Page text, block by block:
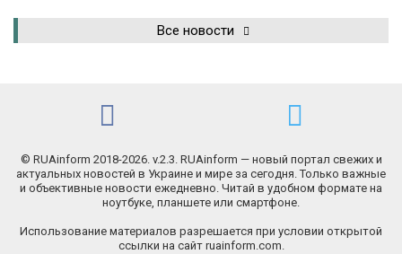
Все новости
© RUAinform 2018-2026. v.2.3. RUAinform — новый портал свежих и
актуальных новостей в Украине и мире за сегодня. Только важные
и объективные новости ежедневно. Читай в удобном формате на
ноутбуке, планшете или смартфоне.
Использование материалов разрешается при условии открытой
ссылки на сайт ruainform.com.